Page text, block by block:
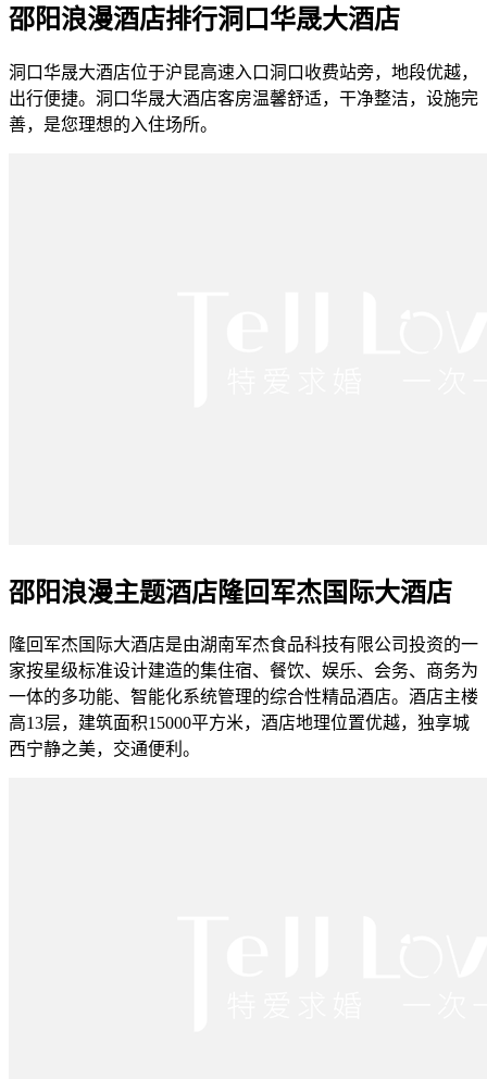
邵阳浪漫酒店排行洞口华晟大酒店
洞口华晟大酒店位于沪昆高速入口洞口收费站旁，地段优越，
出行便捷。洞口华晟大酒店客房温馨舒适，干净整洁，设施完
善，是您理想的入住场所。
邵阳浪漫主题酒店隆回军杰国际大酒店
隆回军杰国际大酒店是由湖南军杰食品科技有限公司投资的一
家按星级标准设计建造的集住宿、餐饮、娱乐、会务、商务为
一体的多功能、智能化系统管理的综合性精品酒店。酒店主楼
高13层，建筑面积15000平方米，酒店地理位置优越，独享城
西宁静之美，交通便利。